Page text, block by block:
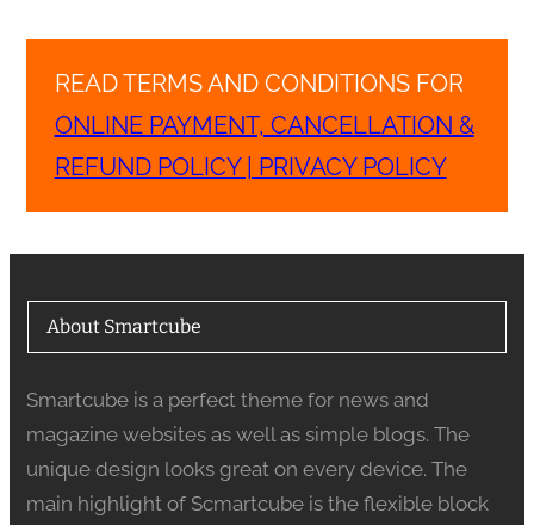
READ TERMS AND CONDITIONS FOR
ONLINE PAYMENT, CANCELLATION &
REFUND POLICY | PRIVACY POLICY
About Smartcube
Smartcube is a perfect theme for news and
magazine websites as well as simple blogs. The
unique design looks great on every device. The
main highlight of Scmartcube is the flexible block